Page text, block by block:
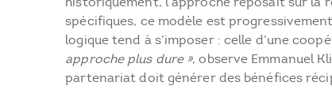
spécifiques, ce modèle est
logique tend à s’imposer : celle d’une
approche plus dure », observe Emmanuel
partenariat doit générer des bénéfices